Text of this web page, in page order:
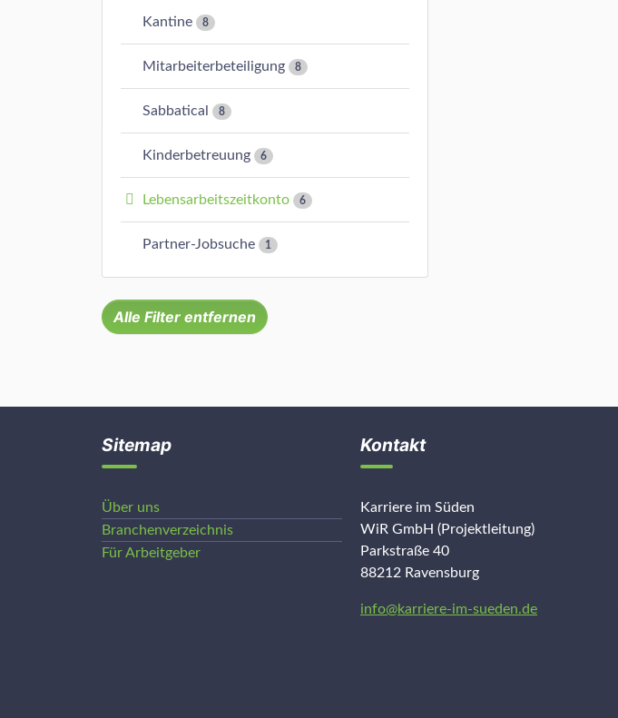
Kantine 8
Mitarbeiterbeteiligung 8
Sabbatical 8
Kinderbetreuung 6
Lebensarbeitszeitkonto 6
Partner-Jobsuche 1
Alle Filter entfernen
Sitemap
Über uns
Branchenverzeichnis
Für Arbeitgeber
Kontakt
Karriere im Süden
WiR GmbH (Projektleitung)
Parkstraße 40
88212 Ravensburg
info@karriere-im-sueden.de